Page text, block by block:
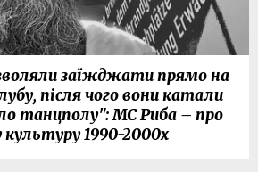
заїжджати прямо на
після чого вони катали
танцполу": МС Риба – про
культуру 1990-2000х